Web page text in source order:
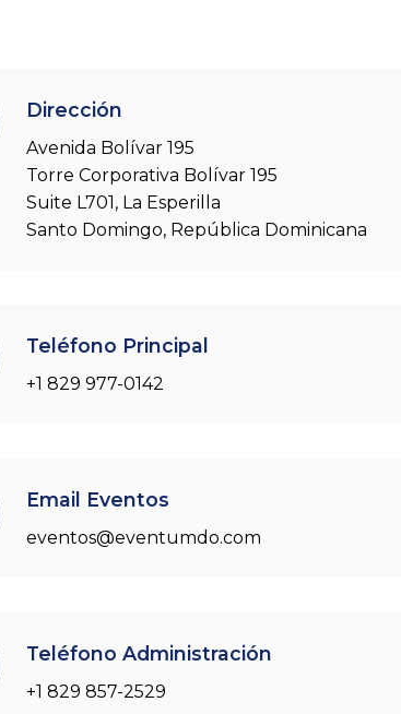
Dirección
Avenida Bolívar 195
Torre Corporativa Bolívar 195
Suite L701, La Esperilla
Santo Domingo, República Dominicana
Teléfono Principal
+1 829 977-0142
Email Eventos
eventos@eventumdo.com
Teléfono Administración
+1 829 857-2529